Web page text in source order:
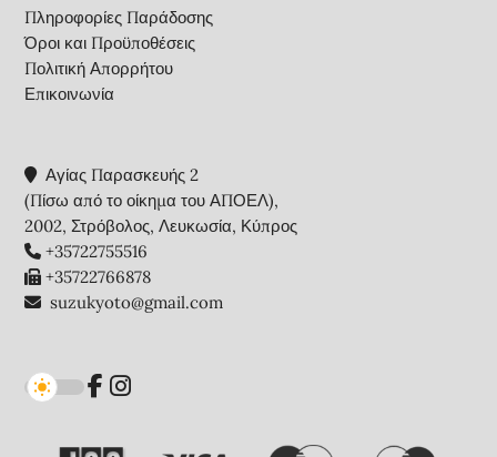
Πληροφορίες Παράδοσης
Όροι και Προϋποθέσεις
Πολιτική Απορρήτου
Επικοινωνία
Αγίας Παρασκευής 2
(Πίσω από το οίκημα του ΑΠΟΕΛ),
2002, Στρόβολος, Λευκωσία, Κύπρος
+35722755516
+35722766878
suzukyoto@gmail.com